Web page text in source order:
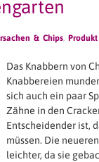
& Chips
Das Knabbern von
Knabbereien
sich auch ein paar
Zähne in den
Entscheidender ist,
müssen. Die
leichter, da sie